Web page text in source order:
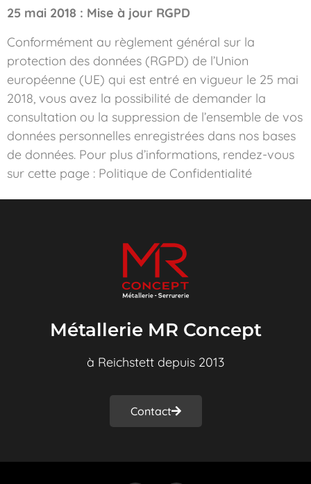
25 mai 2018 : Mise à jour RGPD
Conformément au règlement général sur la
protection des données (RGPD) de l’Union
européenne (UE) qui est entré en vigueur le 25 mai
2018, vous avez la possibilité de demander la
consultation ou la suppression de l’ensemble de vos
données personnelles enregistrées dans nos bases
de données. Pour plus d’informations, rendez-vous
sur cette page : Politique de Confidentialité
Métallerie MR Concept
à Reichstett depuis 2013
Contact